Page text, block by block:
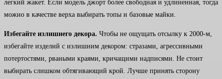
легкий жакет. Если модель джорт более свободная и удлиненная, тогда
можно в качестве верха выбирать топы и базовые майки.
Избегайте излишнего декора. Чтобы не ощущать отсылку к 2000-м,
избегайте изделий с излишним декором: стразами, агрессивными
потертостями, рваными краями, кричащими надписями. Не стоит
выбирать слишком обтягивающий крой. Лучше принять сторону